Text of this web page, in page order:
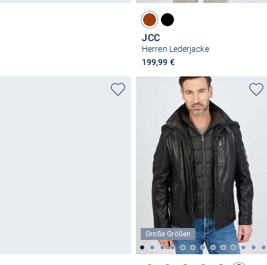
JCC
Herren Lederjacke
199,99 €
Große Größen